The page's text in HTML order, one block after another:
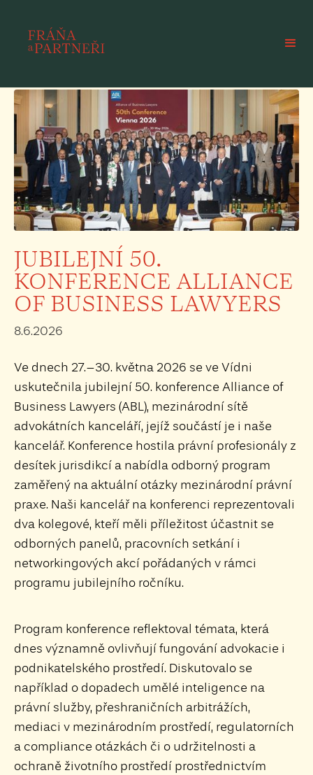
JUBILEJNÍ 50.
KONFERENCE ALLIANCE
OF BUSINESS LAWYERS
8.6.2026
Ve dnech 27.–30. května 2026 se ve Vídni
uskutečnila jubilejní 50. konference Alliance of
Business Lawyers (ABL), mezinárodní sítě
advokátních kanceláří, jejíž součástí je i naše
kancelář. Konference hostila právní profesionály z
desítek jurisdikcí a nabídla odborný program
zaměřený na aktuální otázky mezinárodní právní
praxe. Naši kancelář na konferenci reprezentovali
dva kolegové, kteří měli příležitost účastnit se
odborných panelů, pracovních setkání i
networkingových akcí pořádaných v rámci
programu jubilejního ročníku.
Program konference reflektoval témata, která
dnes významně ovlivňují fungování advokacie i
podnikatelského prostředí. Diskutovalo se
například o dopadech umělé inteligence na
právní služby, přeshraničních arbitrážích,
mediaci v mezinárodním prostředí, regulatorních
a compliance otázkách či o udržitelnosti a
ochraně životního prostředí prostřednictvím